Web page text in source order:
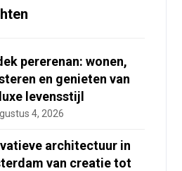
pererenan: wonen,
en genieten van
levensstijl
4, 2026
architectuur in
van creatie tot